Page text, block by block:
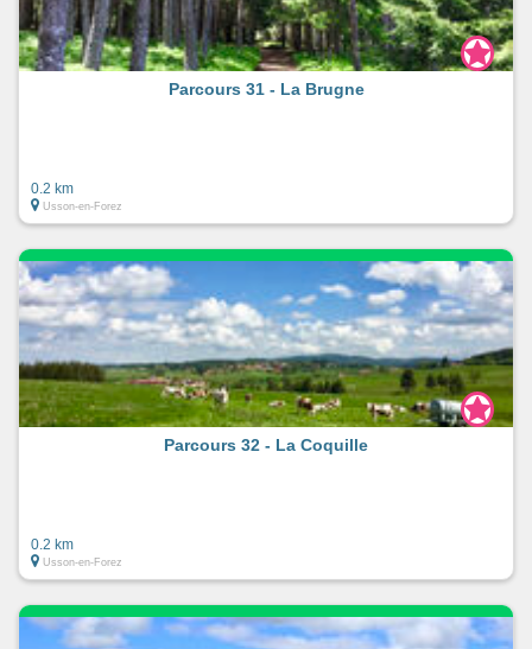
Parcours 31 - La Brugne
0.2 km
Usson-en-Forez
Parcours 32 - La Coquille
0.2 km
Usson-en-Forez